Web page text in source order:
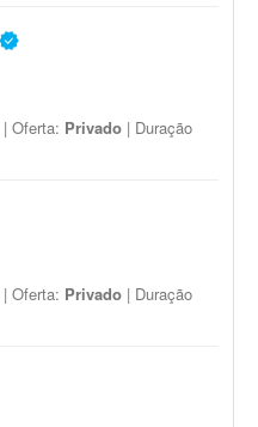
| Oferta: Privado | Duração
| Oferta: Privado | Duração